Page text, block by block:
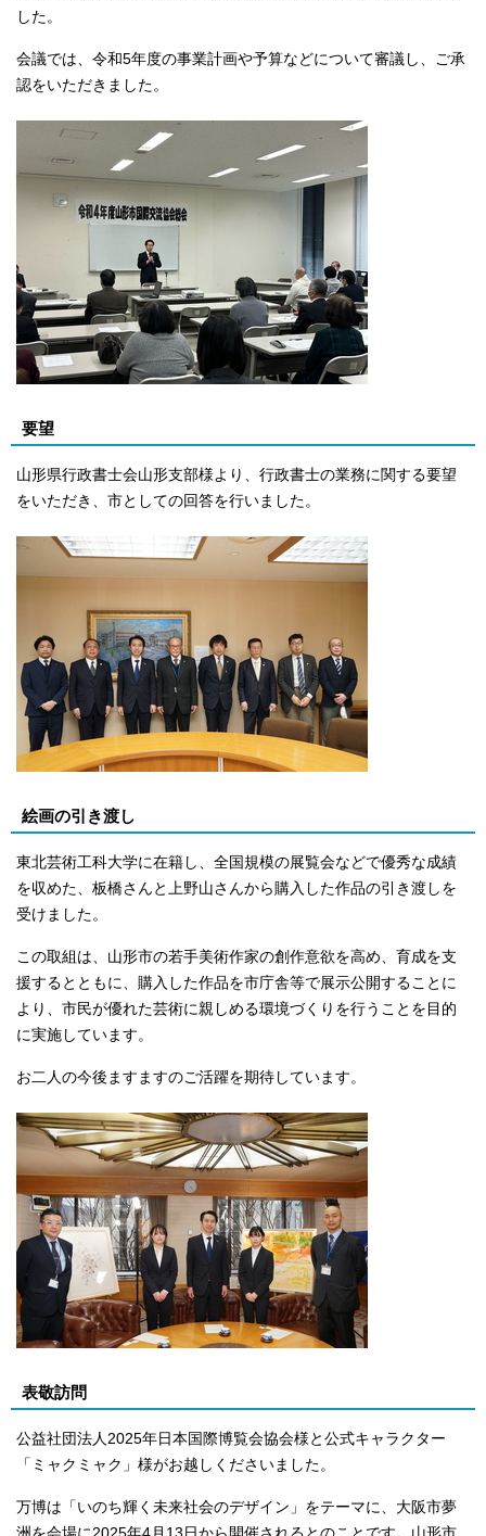
した。
会議では、令和5年度の事業計画や予算などについて審議し、ご承
認をいただきました。
要望
山形県行政書士会山形支部様より、行政書士の業務に関する要望
をいただき、市としての回答を行いました。
絵画の引き渡し
東北芸術工科大学に在籍し、全国規模の展覧会などで優秀な成績
を収めた、板橋さんと上野山さんから購入した作品の引き渡しを
受けました。
この取組は、山形市の若手美術作家の創作意欲を高め、育成を支
援するとともに、購入した作品を市庁舎等で展示公開することに
より、市民が優れた芸術に親しめる環境づくりを行うことを目的
に実施しています。
お二人の今後ますますのご活躍を期待しています。
表敬訪問
公益社団法人2025年日本国際博覧会協会様と公式キャラクター
「ミャクミャク」様がお越しくださいました。
万博は「いのち輝く未来社会のデザイン」をテーマに、大阪市夢